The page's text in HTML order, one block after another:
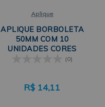
Aplique
APLIQUE BORBOLETA
50MM COM 10
UNIDADES CORES
VARIADAS NEWZ
(0)
R$ 14,11